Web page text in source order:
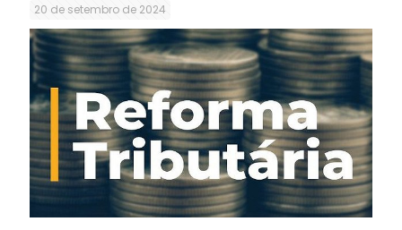
20 de setembro de 2024